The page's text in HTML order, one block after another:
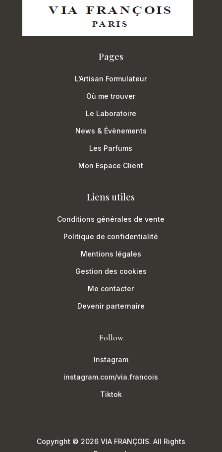
Pages
L’Artisan Formulateur
Où me trouver
Le Laboratoire
News & Évènements
Les Parfums
Mon Espace Client
Liens utiles
Conditions générales de vente
Politique de confidentialité
Mentions légales
Gestion des cookies
Me contacter
Devenir parternaire
Follow
Instagram
instagram.com/via.francois
Tiktok
Copyright © 2026 VIA FRANÇOIS. All Rights